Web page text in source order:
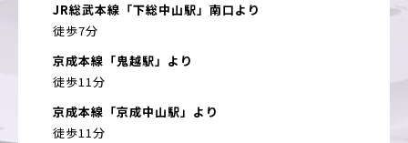
JR総武本線「下総中山駅」南口より
徒歩7分
京成本線「鬼越駅」より
徒歩11分
京成本線「京成中山駅」より
徒歩11分